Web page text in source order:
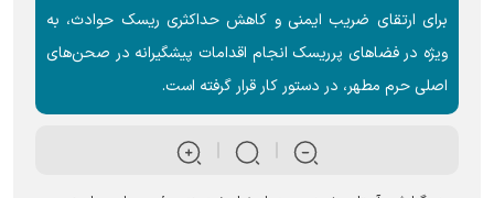
برای ارتقای ضریب ایمنی و کاهش حداکثری ریسک حوادث، به‌
ویژه در فضاهای پرریسک انجام اقدامات پیشگیرانه در صحن‌های
اصلی حرم مطهر، در دستور کار قرار گرفته است.